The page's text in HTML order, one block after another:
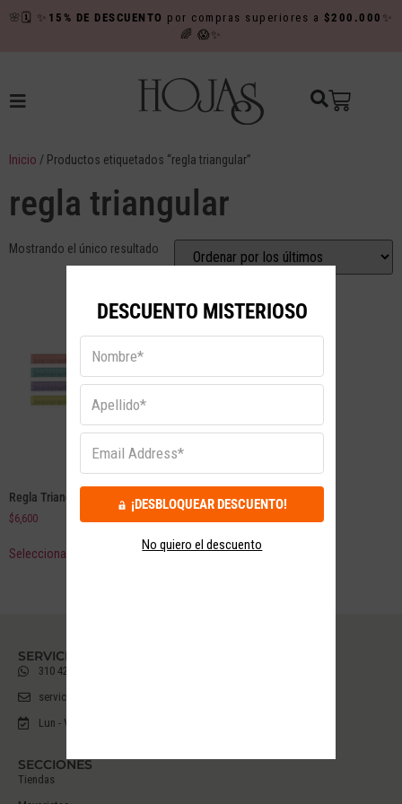
🌸 🗓️ ✨ 15% DE DESCUENTO por compras superiores a $200.000 ✨
🌈 😱✨
Inicio / Productos etiquetados “regla triangular”
regla triangular
Mostrando el único resultado
Regla Triangular Milan
$6,600
Seleccionar opciones
SECCIONES
Tiendas
SERVICIO AL CLIENTE
310 426 6285
servicioalcliente@hojas.com.co
Lun - Vier 7am-5pm
¡DESBLOQUEAR DESCUENTO!
DESCUENTO MISTERIOSO
No quiero el descuento